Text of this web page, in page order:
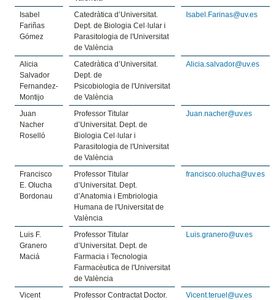
Isabel
Fariñas
Gómez
Catedràtica d’Universitat.
Dept. de Biologia Cel·lular i
Parasitologia de l'Universitat
de València
Isabel.Farinas@uv.es
Alicia
Salvador
Fernandez-
Montijo
Catedràtica d’Universitat.
Dept. de
Psicobiologia de l'Universitat
de València
Alicia.salvador@uv.es
Juan
Nacher
Roselló
Professor Titular
d’Universitat. Dept. de
Biologia Cel·lular i
Parasitologia de l'Universitat
de València
Juan.nacher@uv.es
Francisco
E. Olucha
Bordonau
Professor Titular
d’Universitat. Dept.
d’Anatomia i Embriologia
Humana de l'Universitat de
València
francisco.olucha@uv.es
Luis F.
Granero
Maciá
Professor Titular
d’Universitat. Dept. de
Farmacia i Tecnologia
Farmacèutica de l'Universitat
de València
Luis.granero@uv.es
Vicent
Professor Contractat Doctor.
Vicent.teruel@uv.es